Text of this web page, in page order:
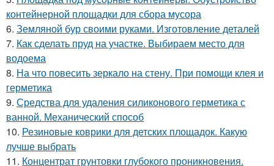
контейнерной площадки для сбора мусора
6. Земляной бур своими руками. Изготовление деталей
7. Как сделать пруд на участке. Выбираем место для
водоема
8. На что повесить зеркало на стену. При помощи клея и
герметика
9. Средства для удаления силиконового герметика с
ванной. Механический способ
10. Резиновые коврики для детских площадок. Какую
лучше выбрать
11. Концентрат грунтовки глубокого проникновения.